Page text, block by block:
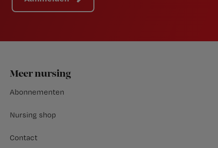
Footer
Meer nursing
Abonnementen
Nursing shop
Contact